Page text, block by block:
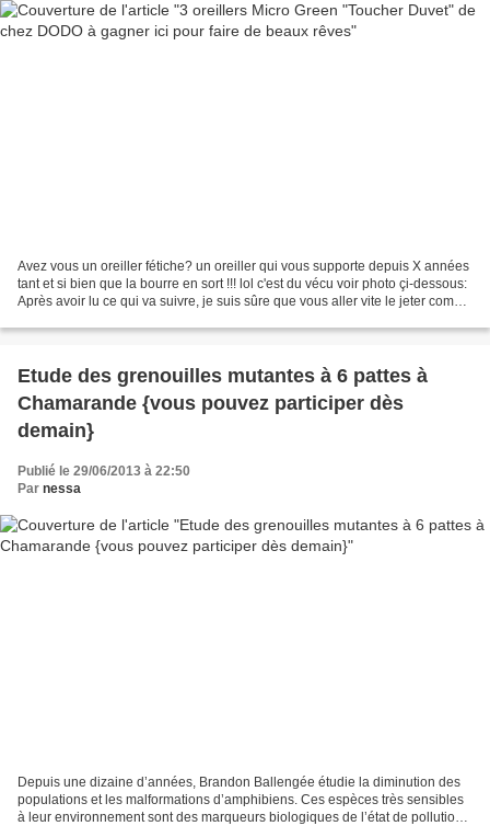
Avez vous un oreiller fétiche? un oreiller qui vous supporte depuis X années
tant et si bien que la bourre en sort !!! lol c'est du vécu voir photo çi-dessous:
Après avoir lu ce qui va suivre, je suis sûre que vous aller vite le jeter comme
Etude des grenouilles mutantes à 6 pattes à
Chamarande {vous pouvez participer dès
demain}
Publié le 29/06/2013 à 22:50
Par nessa
Depuis une dizaine d’années, Brandon Ballengée étudie la diminution des
populations et les malformations d’amphibiens. Ces espèces très sensibles
à leur environnement sont des marqueurs biologiques de l’état de pollution